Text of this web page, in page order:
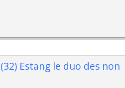
(32) Estang le duo des non